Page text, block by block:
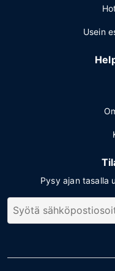
Usein
Pysy ajan tasalla